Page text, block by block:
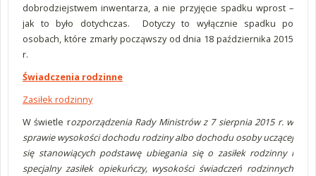
dobrodziejstwem inwentarza, a nie przyjęcie spadku wprost –
jak to było dotychczas. Dotyczy to wyłącznie spadku po
osobach, które zmarły począwszy od dnia 18 października 2015
r.
Świadczenia rodzinne
Zasiłek rodzinny
W świetle rozporządzenia Rady Ministrów z 7 sierpnia 2015 r. w
sprawie wysokości dochodu rodziny albo dochodu osoby uczącej
się stanowiących podstawę ubiegania się o zasiłek rodzinny i
specjalny zasiłek opiekuńczy, wysokości świadczeń rodzinnych